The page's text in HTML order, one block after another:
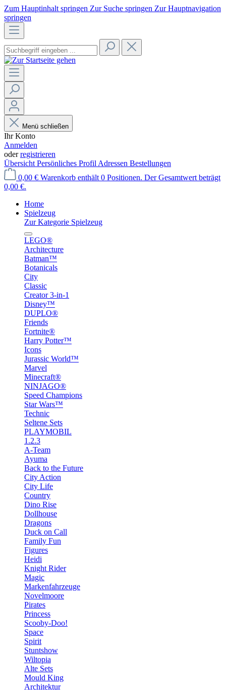
Zum Hauptinhalt springen Zur Suche springen Zur Hauptnavigation
springen
Menü schließen
Ihr Konto
Anmelden
oderregistrieren
Übersicht Persönliches Profil Adressen Bestellungen
0,00 € Warenkorb enthält 0 Positionen. Der Gesamtwert beträgt
0,00 €.
Home
Spielzeug
Zur Kategorie Spielzeug
LEGO®
Architecture
Batman™
Botanicals
City
Classic
Creator 3-in-1
Disney™
DUPLO®
Friends
Fortnite®
Harry Potter™
Icons
Jurassic World™
Marvel
Minecraft®
NINJAGO®
Speed Champions
Star Wars™
Technic
Seltene Sets
PLAYMOBIL
1.2.3
A-Team
Ayuma
Back to the Future
City Action
City Life
Country
Dino Rise
Dollhouse
Dragons
Duck on Call
Family Fun
Figures
Heidi
Knight Rider
Magic
Markenfahrzeuge
Novelmoore
Pirates
Princess
Scooby-Doo!
Space
Spirit
Stuntshow
Wiltopia
Alte Sets
Mould King
Architektur